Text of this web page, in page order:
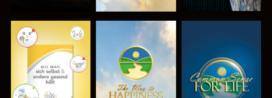
ANSEHEN ANSEHEN ANSEHEN